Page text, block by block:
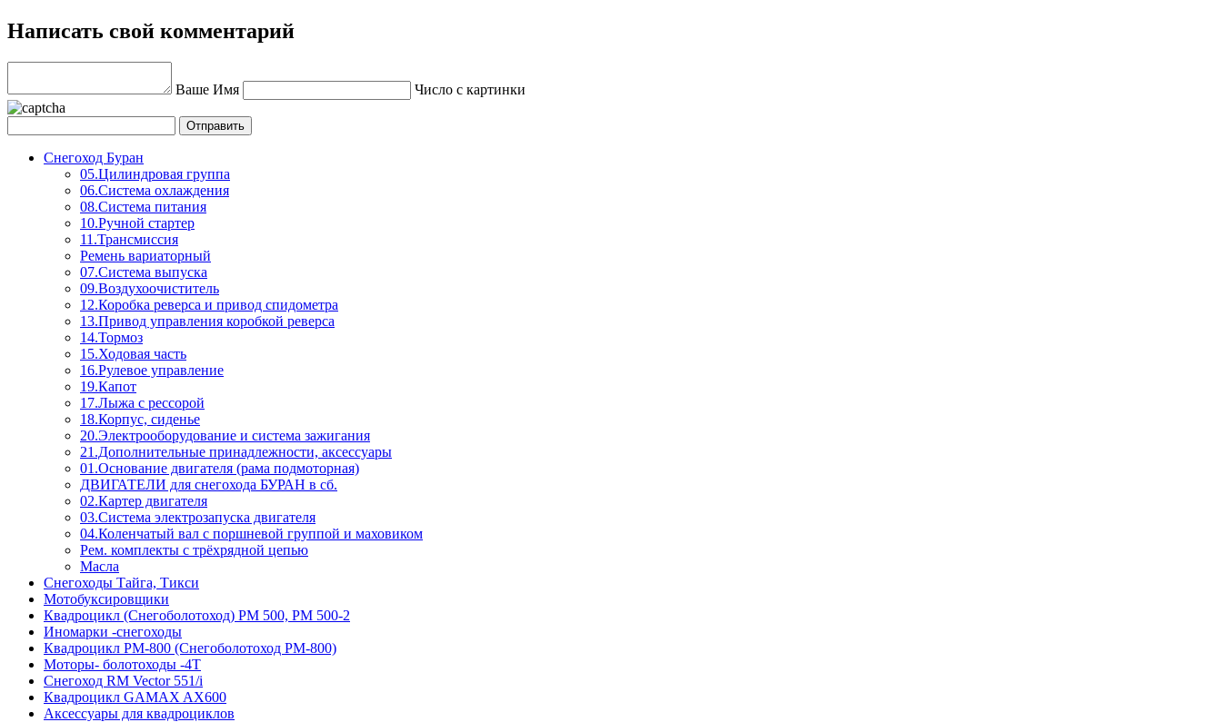
Написать свой комментарий
Ваше Имя Число с картинки
Снегоход Буран
05.Цилиндровая группа
06.Система охлаждения
08.Система питания
10.Ручной стартер
11.Трансмиссия
Ремень вариаторный
07.Система выпуска
09.Воздухоочиститель
12.Коробка реверса и привод спидометра
13.Привод управления коробкой реверса
14.Тормоз
15.Ходовая часть
16.Рулевое управление
19.Капот
17.Лыжа с рессорой
18.Корпус, сиденье
20.Электрооборудование и система зажигания
21.Дополнительные принадлежности, аксессуары
01.Основание двигателя (рама подмоторная)
ДВИГАТЕЛИ для снегохода БУРАН в сб.
02.Картер двигателя
03.Система электрозапуска двигателя
04.Коленчатый вал с поршневой группой и маховиком
Рем. комплекты с трёхрядной цепью
Масла
Снегоходы Тайга, Тикси
Мотобуксировщики
Квадроцикл (Снегоболотоход) РМ 500, РМ 500-2
Иномарки -снегоходы
Квадроцикл РМ-800 (Снегоболотоход РМ-800)
Моторы- болотоходы -4Т
Снегоход RM Vector 551/i
Квадроцикл GAMAX AX600
Аксессуары для квадроциклов